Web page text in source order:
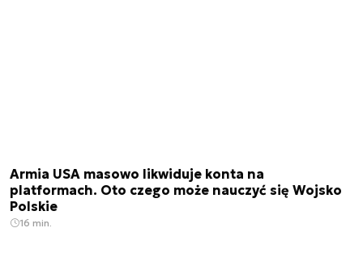
Armia USA masowo likwiduje konta na
platformach. Oto czego może nauczyć się Wojsko
Polskie
16 min.